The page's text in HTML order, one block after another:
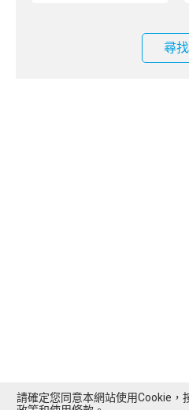
尋找
請確定您同意本網站使用Cookie，